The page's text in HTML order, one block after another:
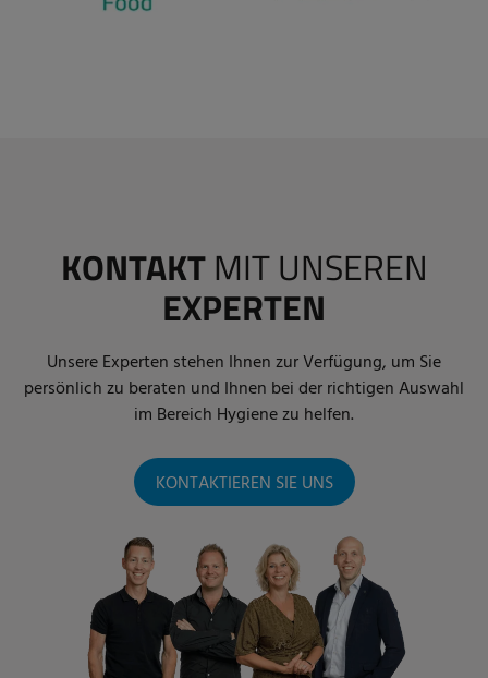
KONTAKTMIT UNSEREN
EXPERTEN
Unsere Experten stehen Ihnen zur Verfügung, um Sie
persönlich zu beraten und Ihnen bei der richtigen Auswahl
im Bereich Hygiene zu helfen.
KONTAKTIEREN SIE UNS